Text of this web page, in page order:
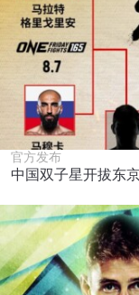
官方发布
中国双子星开拔东